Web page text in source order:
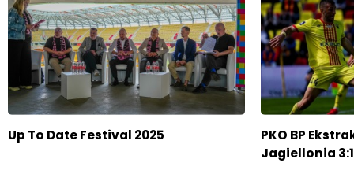
Up To Date Festival 2025
PKO BP
Jagiellonia 3:1